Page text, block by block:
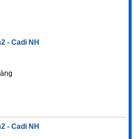
- Cadi NH
- Cadi NH